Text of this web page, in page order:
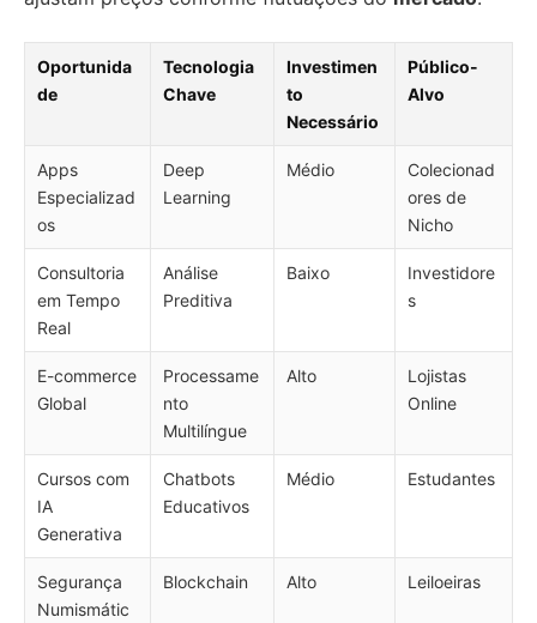
Oportunida
de
Tecnologia
Chave
Investimen
to
Necessário
Público-
Alvo
Apps
Especializad
os
Deep
Learning
Médio
Colecionad
ores de
Nicho
Consultoria
em Tempo
Real
Análise
Preditiva
Baixo
Investidore
s
E-commerce
Global
Processame
nto
Multilíngue
Alto
Lojistas
Online
Cursos com
IA
Generativa
Chatbots
Educativos
Médio Estudantes
Segurança
Numismátic
Blockchain Alto Leiloeiras